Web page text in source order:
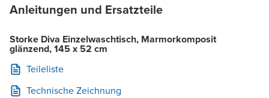
Anleitungen und Ersatzteile
Storke Diva Einzelwaschtisch, Marmorkomposit
glänzend, 145 x 52 cm
Teileliste
Technische Zeichnung